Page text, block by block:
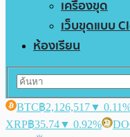
เครื่องขุด
เว็บขุดแบบ
ห้องเรียน
BTC฿2,126,517▼
XRP฿35.74▼ 0.92%